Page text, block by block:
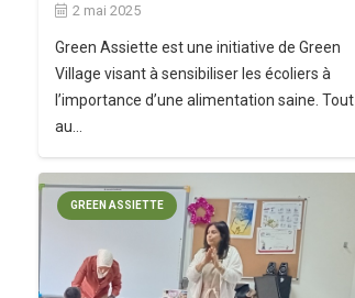
2 mai 2025
Green Assiette est une initiative de Green
Village visant à sensibiliser les écoliers à
l’importance d’une alimentation saine. Tout
au…
GREEN ASSIETTE